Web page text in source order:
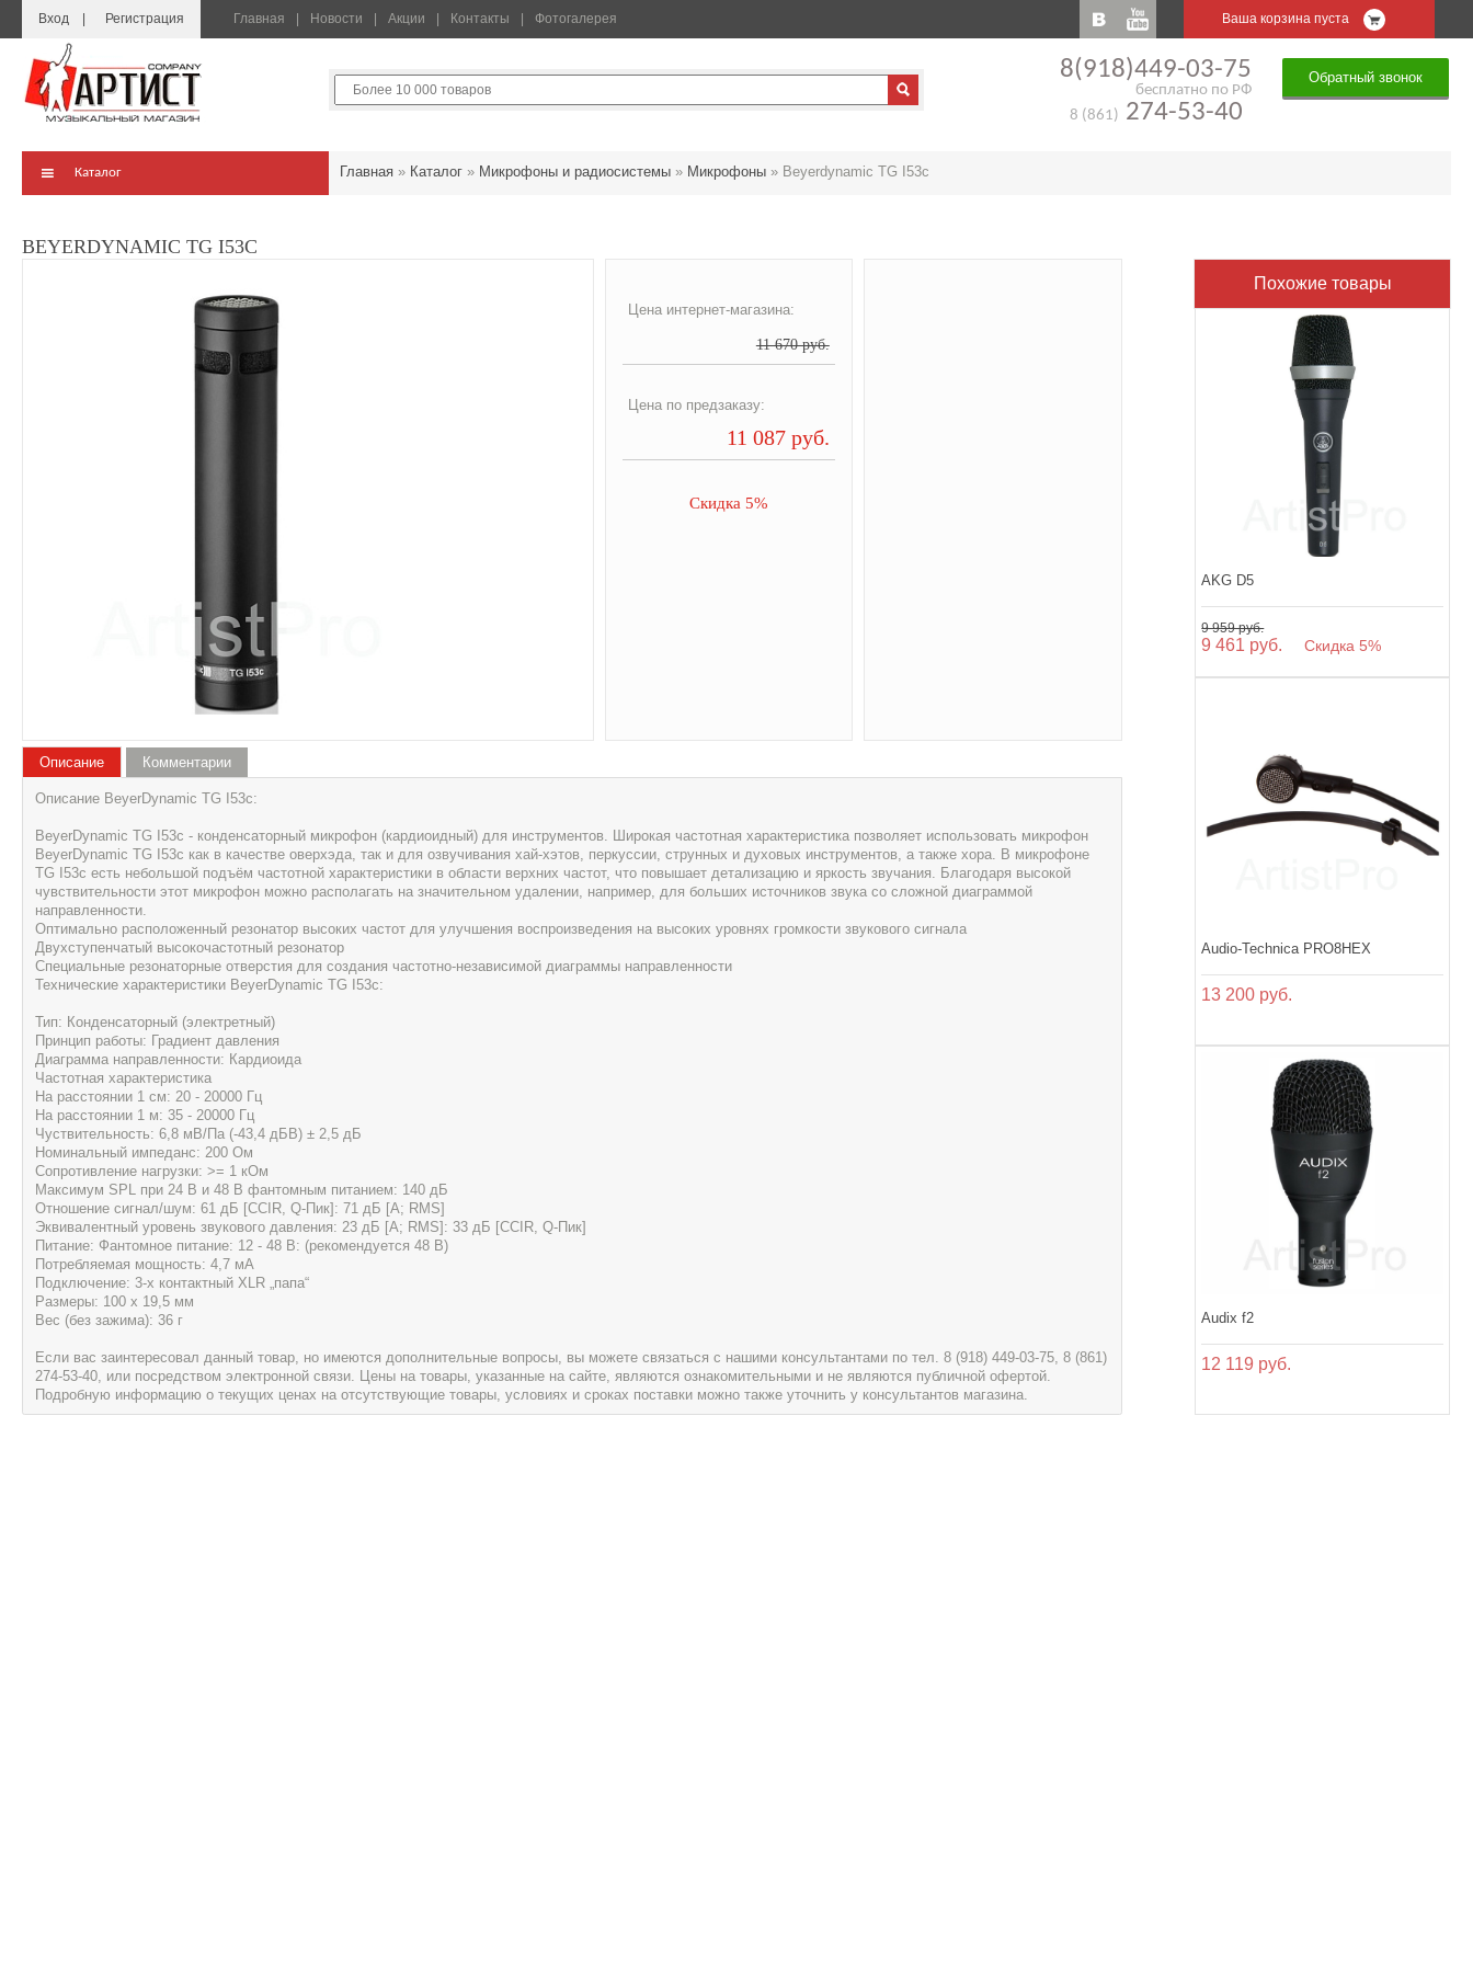
Вход Регистрация Главная Новости Акции Контакты Фотогалерея Ваша корзина пуста
8(918)449-03-75
бесплатно по РФ
8 (861) 274-53-40
Обратный звонок
Каталог Главная » Каталог » Микрофоны и радиосистемы » Микрофоны » Beyerdynamic TG I53c
BEYERDYNAMIC TG I53C
Цена интернет-магазина:
11 670 руб.
Цена по предзаказу:
11 087 руб.
Скидка 5%
Похожие товары
AKG D5
9 959 руб.
9 461 руб. Скидка 5%
Audio-Technica PRO8HEX
13 200 руб.
Audix f2
12 119 руб.
Описание
Описание BeyerDynamic TG I53c:
BeyerDynamic TG I53c - конденсаторный микрофон (кардиоидный) для инструментов. Широкая частотная характеристика позволяет использовать микрофон
BeyerDynamic TG I53c как в качестве оверхэда, так и для озвучивания хай-хэтов, перкуссии, струнных и духовых инструментов, а также хора. В микрофоне
TG I53c есть небольшой подъём частотной характеристики в области верхних частот, что повышает детализацию и яркость звучания. Благодаря высокой
чувствительности этот микрофон можно располагать на значительном удалении, например, для больших источников звука со сложной диаграммой
направленности.
Оптимально расположенный резонатор высоких частот для улучшения воспроизведения на высоких уровнях громкости звукового сигнала
Двухступенчатый высокочастотный резонатор
Специальные резонаторные отверстия для создания частотно-независимой диаграммы направленности
Технические характеристики BeyerDynamic TG I53c:
Тип: Конденсаторный (электретный)
Принцип работы: Градиент давления
Диаграмма направленности: Кардиоида
Частотная характеристика
На расстоянии 1 см: 20 - 20000 Гц
На расстоянии 1 м: 35 - 20000 Гц
Чуствительность: 6,8 мВ/Па (-43,4 дБВ) ± 2,5 дБ
Номинальный импеданс: 200 Ом
Сопротивление нагрузки: >= 1 кОм
Максимум SPL при 24 В и 48 В фантомным питанием: 140 дБ
Отношение сигнал/шум: 61 дБ [CCIR, Q-Пик]: 71 дБ [A; RMS]
Эквивалентный уровень звукового давления: 23 дБ [A; RMS]: 33 дБ [CCIR, Q-Пик]
Питание: Фантомное питание: 12 - 48 В: (рекомендуется 48 В)
Потребляемая мощность: 4,7 мА
Подключение: 3-х контактный XLR „папа“
Размеры: 100 х 19,5 мм
Вес (без зажима): 36 г
Если вас заинтересовал данный товар, но имеются дополнительные вопросы, вы можете связаться с нашими консультантами по тел. 8 (918) 449-03-75, 8 (861)
274-53-40, или посредством электронной связи. Цены на товары, указанные на сайте, являются ознакомительными и не являются публичной офертой.
Подробную информацию о текущих ценах на отсутствующие товары, условиях и сроках поставки можно также уточнить у консультантов магазина.
Комментарии